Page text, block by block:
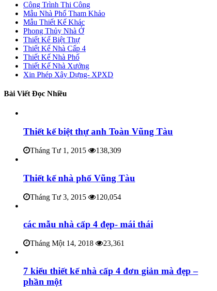
Công Trình Thi Công
Mẫu Nhà Phố Tham Khảo
Mẫu Thiết Kế Khác
Phong Thủy Nhà Ở
Thiết Kế Biệt Thự
Thiết Kế Nhà Cấp 4
Thiết Kế Nhà Phố
Thiết Kế Nhà Xưởng
Xin Phép Xây Dựng- XPXD
Bài Viết Đọc Nhiều
Thiết kế biệt thự anh Toàn Vũng Tàu
Tháng Tư 1, 2015 138,309
Thiết kế nhà phố Vũng Tàu
Tháng Tư 3, 2015 120,054
các mẫu nhà cấp 4 đẹp- mái thái
Tháng Một 14, 2018 23,361
7 kiểu thiết kế nhà cấp 4 đơn giản mà đẹp –
phần một